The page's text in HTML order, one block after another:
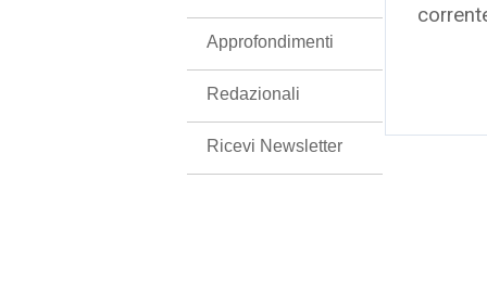
Approfondimenti
Redazionali
Ricevi Newsletter